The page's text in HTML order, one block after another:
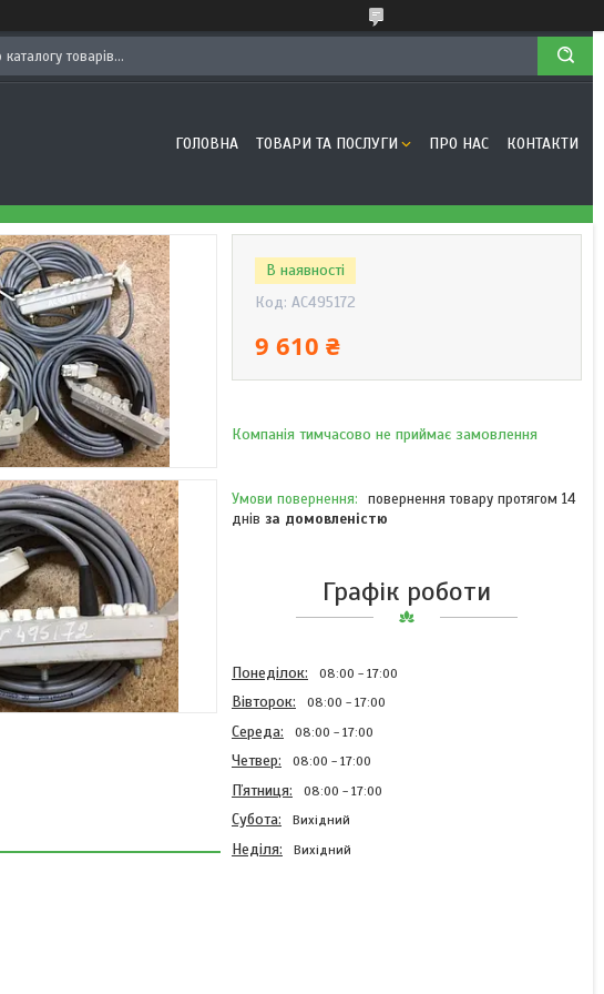
ГОЛОВНА ТОВАРИ ТА ПОСЛУГИ ПРО НАС КОНТАКТИ
В наявності
Код: AC495172
9 610 ₴
Компанія тимчасово не приймає замовлення
повернення товару протягом 14
днів за домовленістю
Графік роботи
Понеділок 08:00 17:00
Вівторок 08:00 17:00
Середа 08:00 17:00
Четвер 08:00 17:00
Пʼятниця 08:00 17:00
Субота Вихідний
Неділя Вихідний